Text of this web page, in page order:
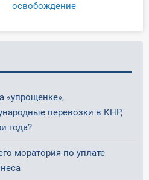
освобождение
«упрощенке»,
перевозки в КНР,
года?
моратория по уплате